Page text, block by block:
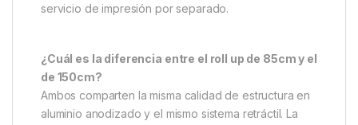
servicio de impresión por separado.
¿Cuál es la diferencia entre el roll up de 85cm y el
de 150cm?
Ambos comparten la misma calidad de estructura en
aluminio anodizado y el mismo sistema retráctil. La